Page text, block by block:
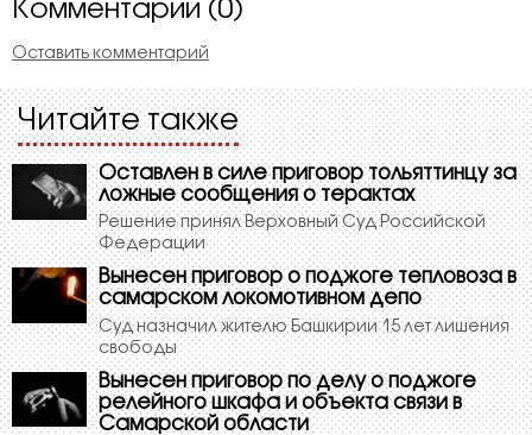
Комментарии (0)
Оставить комментарий
Читайте также
Оставлен в силе приговор тольяттинцу за
ложные сообщения о терактах
Решение принял Верховный Суд Российской
Федерации
Вынесен приговор о поджоге тепловоза в
самарском локомотивном депо
Суд назначил жителю Башкирии 15 лет лишения
свободы
Вынесен приговор по делу о поджоге
релейного шкафа и объекта связи в
Самарской области